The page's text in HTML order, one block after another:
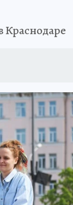
Краснодаре